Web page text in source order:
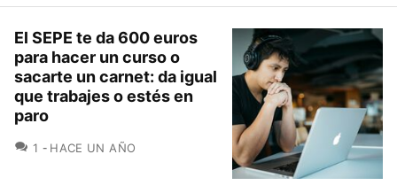
El SEPE te da 600 euros
para hacer un curso o
sacarte un carnet: da igual
que trabajes o estés en
paro
1 COMENTARIOS
HACE UN AÑO